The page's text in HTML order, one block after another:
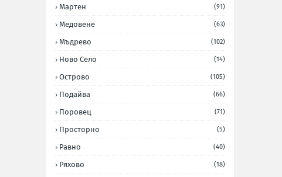
Мартен (91)
Медовене (63)
Мъдрево (102)
Ново Село (14)
Острово (105)
Подайва (66)
Поровец (71)
Просторно (5)
Равно (40)
Ряхово (18)